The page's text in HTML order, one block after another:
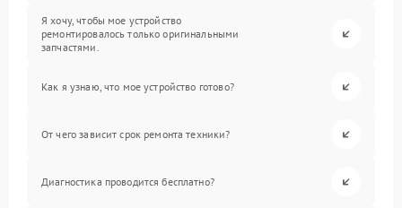
Я хочу, чтобы мое устройство
ремонтировалось только оригинальными
запчастями.
Как я узнаю, что мое устройство готово?
От чего зависит срок ремонта техники?
Диагностика проводится бесплатно?